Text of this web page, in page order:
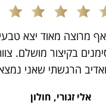
מרוצה מאוד יצא
בקיצור מושלם.
הרגשתי שאני
אלי זגורי, חולון